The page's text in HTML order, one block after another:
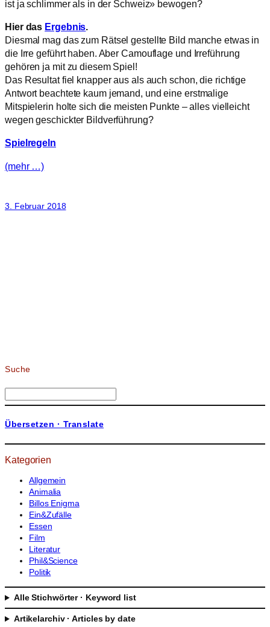
ist ja schlimmer als in der Schweiz» bewogen?
Hier das Ergebnis.
Diesmal mag das zum Rätsel gestellte Bild manche etwas in
die Irre geführt haben. Aber Camouflage und Irreführung
gehören ja mit zu diesem Spiel!
Das Resultat fiel knapper aus als auch schon, die richtige
Antwort beachtete kaum jemand, und eine erstmalige
Mitspielerin holte sich die meisten Punkte – alles vielleicht
wegen geschickter Bildverführung?
Spielregeln
(mehr …)
3. Februar 2018
Suche
u
h
Übersetzen · Translate
Kategorien
Allgemein
Animalia
Billos Enigma
Ein&Zufälle
Essen
Film
Literatur
Phil&Science
Politik
Alle Stichwörter · Keyword list
Artikelarchiv · Articles by date